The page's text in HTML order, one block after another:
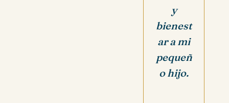
y
bienest
ara mi
pequeñ
o hijo.